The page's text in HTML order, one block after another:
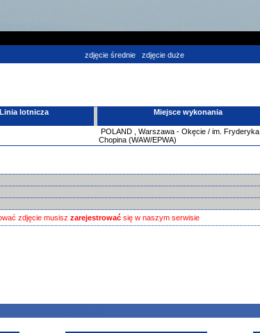
zdjęcie średnie zdjęcie duże
lotnicza Miejsce wykonania
POLAND
Warszawa - Okęcie / im. Fryderyka
Chopina (WAW/EPWA)
zdjęcie musisz zarejestrować się w naszym serwisie